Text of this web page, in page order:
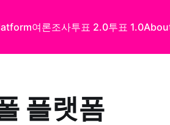
여론조사투표 2.0투표 1.0
플랫폼